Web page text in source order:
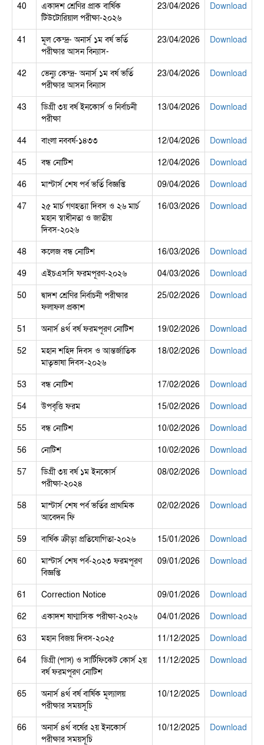
40
একাদশ শ্রেণির প্রাক বার্ষিক
টিউটোরিয়াল পরীক্ষা-২০২৬
23/04/2026 Download
41
মূল কেন্দ্র- অনার্স ১ম বর্ষ ভর্তি
পরীক্ষার আসন বিন্যাস-
23/04/2026 Download
42
ভেন্যু কেন্দ্র- অনার্স ১ম বর্ষ ভর্তি
পরীক্ষার আসন বিন্যাস
23/04/2026 Download
43
ডিগ্রী ৩য় বর্ষ ইনকোর্স ও নির্বাচনী
পরীক্ষা
13/04/2026 Download
44 বাংলা নববর্ষ-১৪৩৩ 12/04/2026
Download
45
বন্ধ নোটিশ 12/04/2026
Download
46
মাস্টার্স শেষ পর্ব ভর্তি বিজ্ঞপ্তি 09/04/2026
Download
47
২৫ মার্চ গণহত্যা দিবস ও ২৬ মার্চ
মহান স্বাধীনতা ও জাতীয়
দিবস-২০২৬
16/03/2026 Download
48 কলেজ বন্ধ নোটিশ 16/03/2026
Download
49
এইচএসসি ফরমপূরণ-২০২৬ 04/03/2026
Download
50
দ্বাদশ শ্রেণির নির্বাচনী পরীক্ষার
ফলাফল প্রকাশ
25/02/2026 Download
51 অনার্স ৪র্থ বর্ষ ফরমপূরণ নোটিশ 19/02/2026
Download
52
মহান শহিদ দিবস ও আন্তর্জাতিক
মাতৃভাষা দিবস-২০২৬
18/02/2026 Download
53 বন্ধ নোটিশ 17/02/2026
Download
54
উপবৃত্তি ফরম 15/02/2026
Download
55
বন্ধ নোটিশ 10/02/2026
Download
56
নোটিশ 10/02/2026
Download
57
ডিগ্রী ৩য় বর্ষ ১ম ইনকোর্স
পরীক্ষা-২০২৪
08/02/2026 Download
58
মাস্টার্স শেষ পর্ব ভর্তির প্রাথমিক
আবেদন ফি
02/02/2026 Download
59 বার্ষিক ক্রীড়া প্রতিযোগিতা-২০২৬ 15/01/2026
Download
60
মাস্টার্স শেষ পর্ব-২০২৩ ফরমপূরণ
বিজ্ঞপ্তি
09/01/2026 Download
61 Correction Notice 09/01/2026
Download
62
একাদশ ষাণ্মাসিক পরীক্ষা-২০২৬ 04/01/2026
Download
63
মহান বিজয় দিবস-২০২৫ 11/12/2025
Download
64
ডিগ্রী (পাস) ও সার্টিফিকেট কোর্স ২য়
বর্ষ ফরমপূরণ নোটিশ
11/12/2025 Download
65
অনার্স ৪র্থ বর্ষ বার্ষিক মূল্যালয়
পরীক্ষার সময়সূচি
10/12/2025 Download
66
অনার্স ৪র্থ বর্ষের ২য় ইনকোর্স
পরীক্ষার সময়সূচি
10/12/2025 Download